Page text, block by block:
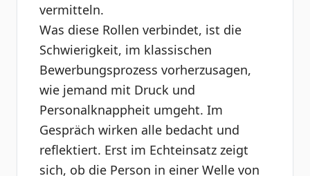
vermitteln.
Was diese Rollen verbindet, ist die
Schwierigkeit, im klassischen
Bewerbungsprozess vorherzusagen,
wie jemand mit Druck und
Personalknappheit umgeht. Im
Gespräch wirken alle bedacht und
reflektiert. Erst im Echteinsatz zeigt
sich, ob die Person in einer Welle von